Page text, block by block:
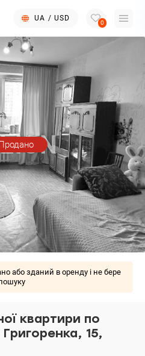
UA / USD
0
або зданий в оренду і не бере
квартири по
15,